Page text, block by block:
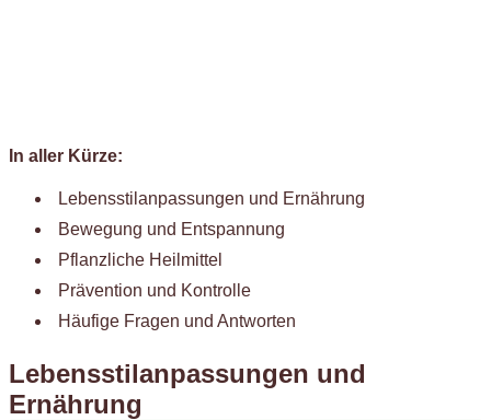
In aller Kürze:
Lebensstilanpassungen und Ernährung
Bewegung und Entspannung
Pflanzliche Heilmittel
Prävention und Kontrolle
Häufige Fragen und Antworten
Lebensstilanpassungen und
Ernährung